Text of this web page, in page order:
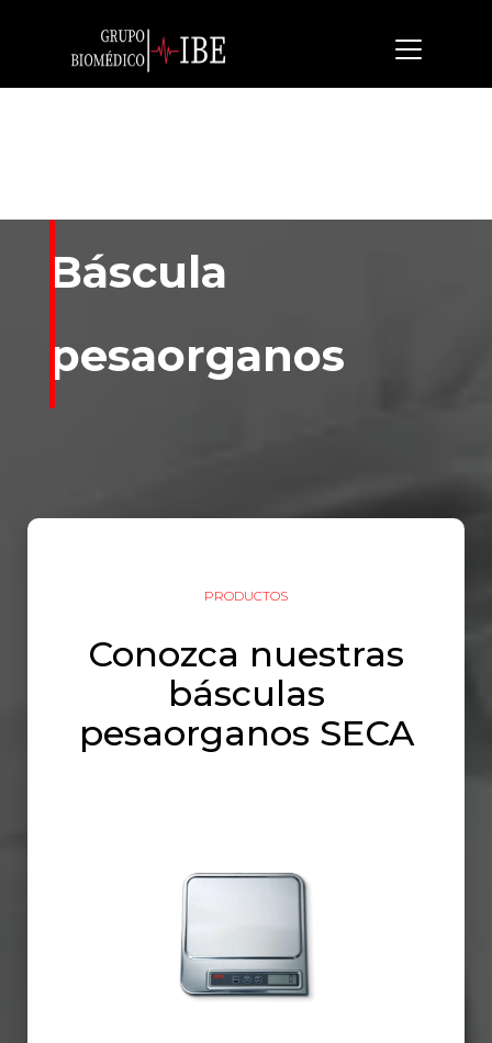
Báscula
pesaorganos
PRODUCTOS
Conozca nuestras
básculas
pesaorganos SECA